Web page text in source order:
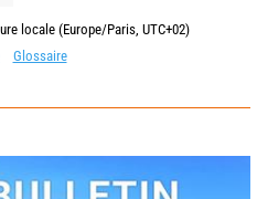
locale (Europe/Paris, UTC+02)
Glossaire